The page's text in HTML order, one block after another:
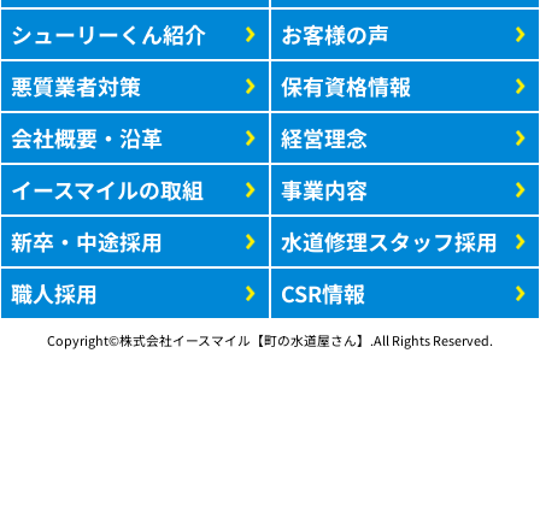
シューリーくん紹介
悪質業者対策
会社概要・沿革
イースマイルの取組
新卒・中途採用
職人採用
お客様の声
保有資格情報
経営理念
事業内容
水道修理スタッフ採用
CSR情報
Copyright©株式会社イースマイル【町の水道屋さん】.All Rights Reserved.